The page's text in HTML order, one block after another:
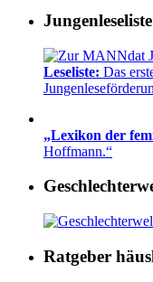
Jungenleseliste
Leseliste: Das
„Lexikon der
Hoffmann.“
Ratgeber